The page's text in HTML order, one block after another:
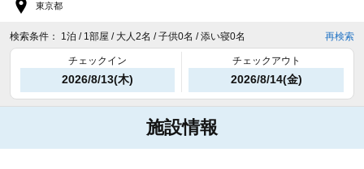
東京都
検索条件： 1泊 / 1部屋 / 大人2名 / 子供0名 / 添い寝0名 再検索
チェックイン
2026/8/13(木)
チェックアウト
2026/8/14(金)
施設情報